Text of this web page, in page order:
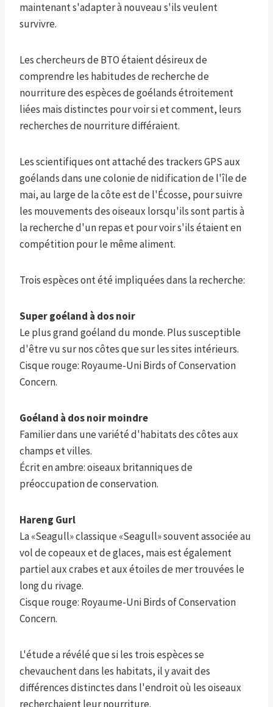
maintenant s'adapter à nouveau s'ils veulent
survivre.
Les chercheurs de BTO étaient désireux de
comprendre les habitudes de recherche de
nourriture des espèces de goélands étroitement
liées mais distinctes pour voir si et comment, leurs
recherches de nourriture différaient.
Les scientifiques ont attaché des trackers GPS aux
goélands dans une colonie de nidification de l'île de
mai, au large de la côte est de l'Écosse, pour suivre
les mouvements des oiseaux lorsqu'ils sont partis à
la recherche d'un repas et pour voir s'ils étaient en
compétition pour le même aliment.
Trois espèces ont été impliquées dans la recherche:
Super goéland à dos noir
Le plus grand goéland du monde. Plus susceptible
d'être vu sur nos côtes que sur les sites intérieurs.
Cisque rouge: Royaume-Uni Birds of Conservation
Concern.
Goéland à dos noir moindre
Familier dans une variété d'habitats des côtes aux
champs et villes.
Écrit en ambre: oiseaux britanniques de
préoccupation de conservation.
Hareng Gurl
La «Seagull» classique «Seagull» souvent associée au
vol de copeaux et de glaces, mais est également
partiel aux crabes et aux étoiles de mer trouvées le
long du rivage.
Cisque rouge: Royaume-Uni Birds of Conservation
Concern.
L'étude a révélé que si les trois espèces se
chevauchent dans les habitats, il y avait des
différences distinctes dans l'endroit où les oiseaux
recherchaient leur nourriture.